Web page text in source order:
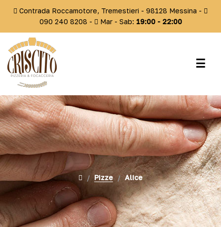
Contrada Roccamotore, Tremestieri - 98128 Messina -
090 240 8208 -
Mar - Sab: 19:00 - 22:00
☰
Pizze Alice